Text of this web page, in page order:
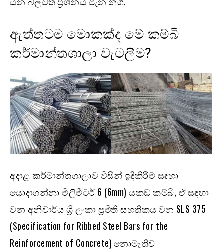
ඇත්තටම මොකක්ද මේ කම්බි
කර්මාන්තශාලා වැටලීම?
අදාළ කර්මාන්තශාලාව විසින් ඉදිකිරීම් සඳහා
යොදාගන්නා මිලිමීටර් 6 (6mm) යකඩ කම්බි, ඒ සඳහා
වන අනිවාර්ය ශ්‍රී ලංකා ප්‍රමිති සහතිකය වන SLS 375
(Specification for Ribbed Steel Bars for the
Reinforcement of Concrete) නොමැතිව